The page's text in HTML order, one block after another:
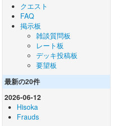
クエスト
FAQ
掲示板
雑談質問板
レート板
デッキ投稿板
要望板
最新の20件
2026-06-12
Hisoka
Frauds